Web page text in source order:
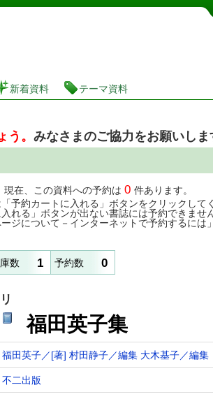
書検索・予約システム
新着資料 テーマ資料
。 みなさまのご協力をお願いしま
現在、この資料への予約は 0 件あります。
「予約カートに入れる」ボタンをクリックし
れる」ボタンが出ない書誌には予約できません
ジについて－インターネットで予約するには
数 1 予約数 0
福田英子集
福田英子／[著] 村田静子／編集 大木基子／編集
不二出版